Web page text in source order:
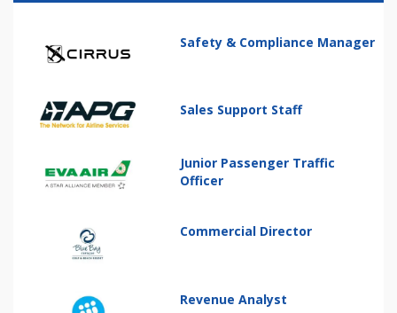
Safety & Compliance Manager
Sales Support Staff
Junior Passenger Traffic
Officer
Commercial Director
Revenue Analyst